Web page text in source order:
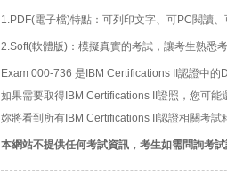
1.PDF(電子檔)特點：可列印文字、可PC閱讀
2.Soft(軟體版)：模擬真實的考試，讓考生熟悉
Exam 000-736 是IBM Certifications II認證中
如果需要取得IBM Certifications II證照，您可
妳將看到所有IBM Certifications II認證相關考試
本網站不提供任何考試資訊，考生如需問詢考